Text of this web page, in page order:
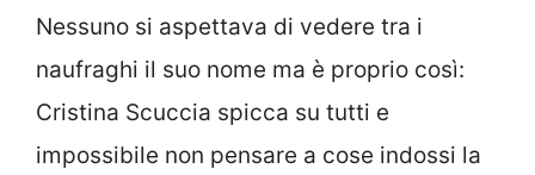
Nessuno si aspettava di vedere tra i
naufraghi il suo nome ma è proprio così:
Cristina Scuccia spicca su tutti e
impossibile non pensare a cose indossi la